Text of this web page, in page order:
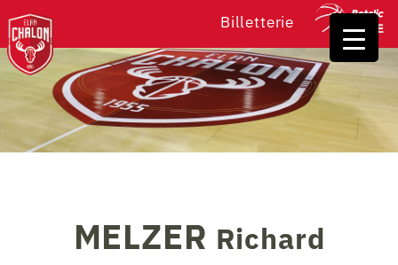
Billetterie
MELZER Richard